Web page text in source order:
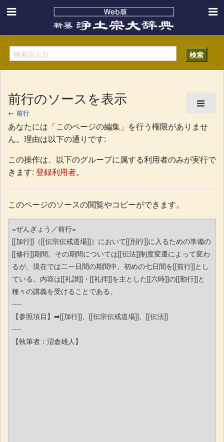
前行のソースを表示
← 前行
あなたには「このページの編集」を行う権限がありませ
ん。理由は以下の通りです:
この操作は、以下のグループに属する利用者のみが実行で
きます: 登録利用者。
このページのソースの閲覧やコピーができます。